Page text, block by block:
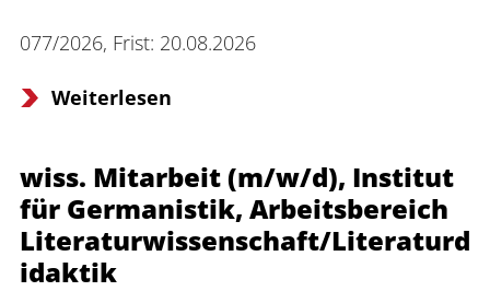
077/2026, Frist: 20.08.2026
Weiterlesen
wiss. Mitarbeit (m/w/d), Institut
für Germanistik, Arbeitsbereich
Literaturwissenschaft/Literaturd
idaktik